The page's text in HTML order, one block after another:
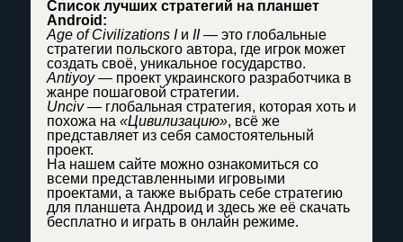
Список лучших стратегий на планшет
Android:
Age of Civilizations Iи II— это глобальные
стратегии польского автора, где игрок может
создать своё, уникальное государство.
Antiyoy— проект украинского разработчика в
жанре пошаговой стратегии.
Unciv— глобальная стратегия, которая хоть и
похожа на «Цивилизацию», всё же
представляет из себя самостоятельный
проект.
На нашем сайте можно ознакомиться со
всеми представленными игровыми
проектами, а также выбрать себе стратегию
для планшета Андроид и здесь же её скачать
бесплатно и играть в онлайн режиме.